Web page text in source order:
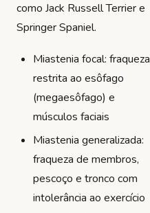
como Jack Russell Terrier e
Springer Spaniel.
Miastenia focal: fraqueza
restrita ao esôfago
(megaesôfago) e
músculos faciais
Miastenia generalizada:
fraqueza de membros,
pescoço e tronco com
intolerância ao exercício